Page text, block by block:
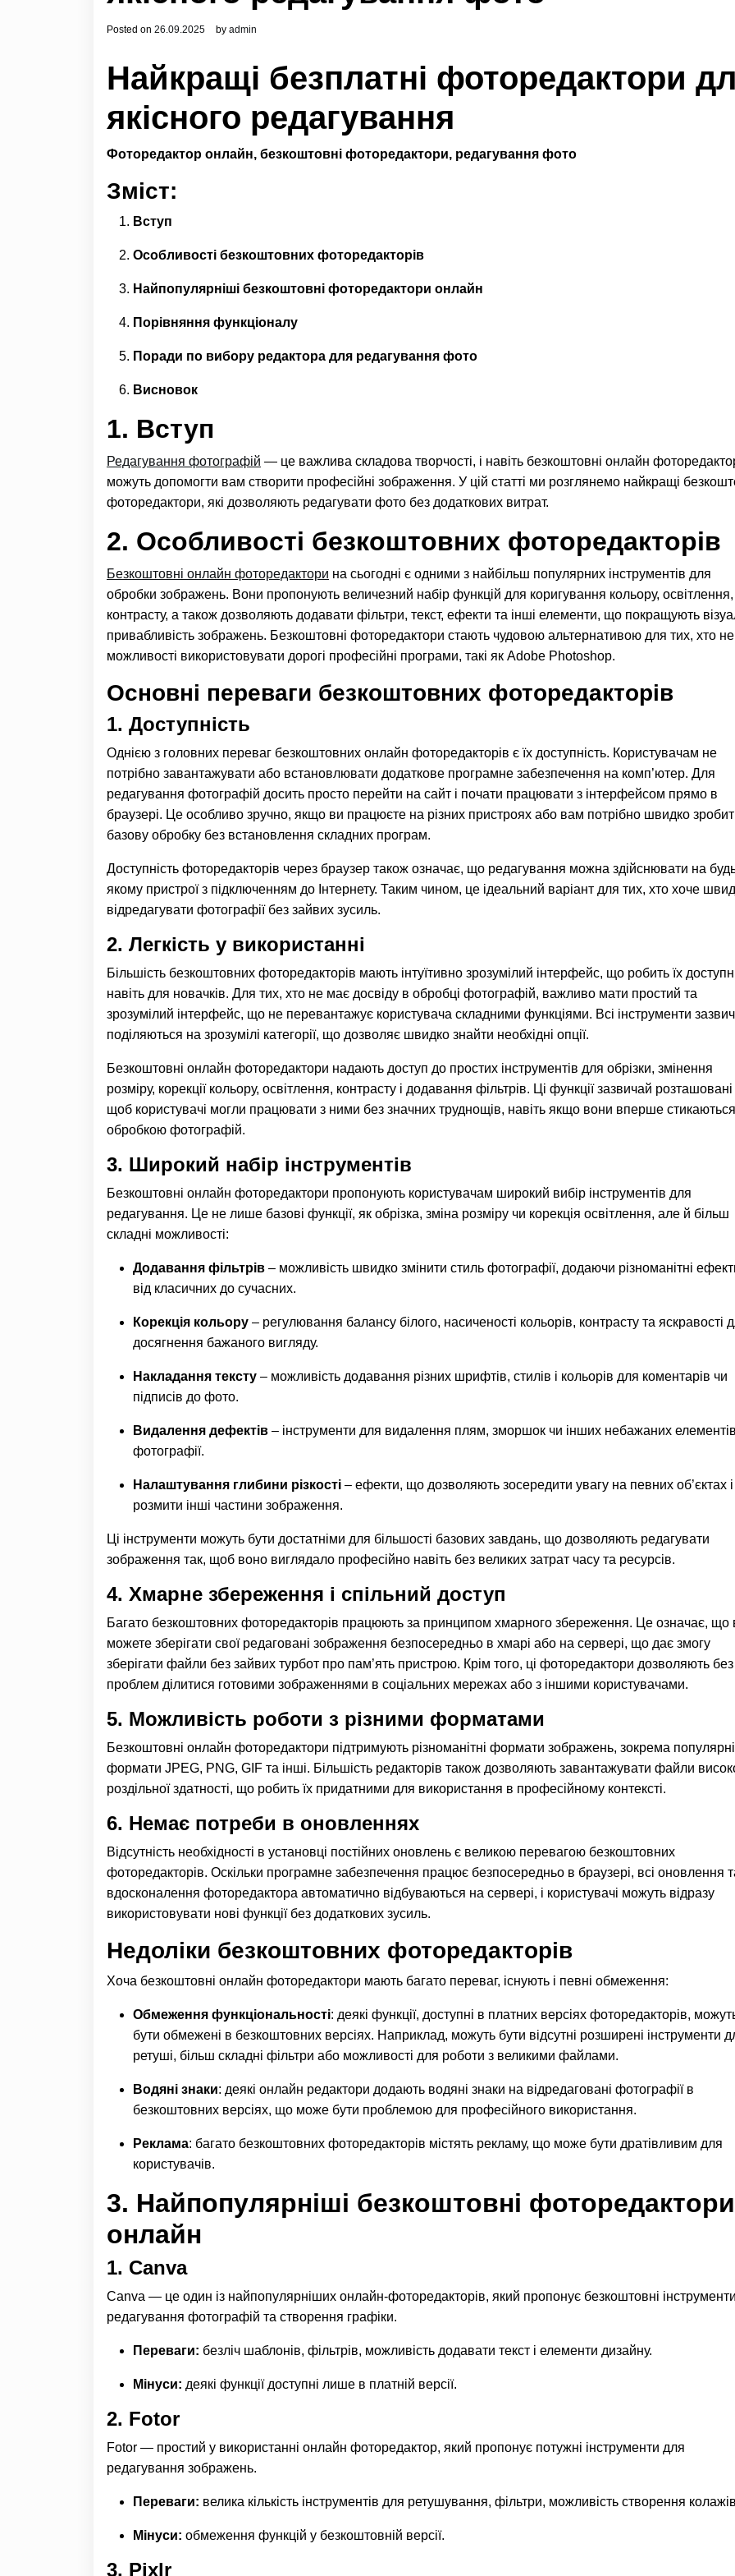
Posted on 26.09.2025 by admin
Найкращі безплатні фоторедактори
якісного редагування
Фоторедактор онлайн, безкоштовні фоторедактори, редагування фото
Зміст:
Вступ
Особливості безкоштовних фоторедакторів
Найпопулярніші безкоштовні фоторедактори онлайн
Порівняння функціоналу
Поради по вибору редактора для редагування фото
Висновок
1. Вступ
Редагування фотографій — це важлива складова творчості, і навіть безкоштовні онлайн
можуть допомогти вам створити професійні зображення. У цій статті ми розглянемо найкращі
фоторедактори, які дозволяють редагувати фото без додаткових витрат.
2. Особливості безкоштовних фоторедакторів
Безкоштовні онлайн фоторедактори на сьогодні є одними з найбільш популярних інструментів для
обробки зображень. Вони пропонують величезний набір функцій для коригування кольору, освітлення,
контрасту, а також дозволяють додавати фільтри, текст, ефекти та інші елементи, що покращують
привабливість зображень. Безкоштовні фоторедактори стають чудовою альтернативою для тих, хто
можливості використовувати дорогі професійні програми, такі як Adobe Photoshop.
Основні переваги безкоштовних фоторедакторів
1. Доступність
Однією з головних переваг безкоштовних онлайн фоторедакторів є їх доступність. Користувачам не
потрібно завантажувати або встановлювати додаткове програмне забезпечення на комп’ютер. Для
редагування фотографій досить просто перейти на сайт і почати працювати з інтерфейсом прямо в
браузері. Це особливо зручно, якщо ви працюєте на різних пристроях або вам потрібно швидко
базову обробку без встановлення складних програм.
Доступність фоторедакторів через браузер також означає, що редагування можна здійснювати на
якому пристрої з підключенням до Інтернету. Таким чином, це ідеальний варіант для тих, хто хоче
відредагувати фотографії без зайвих зусиль.
2. Легкість у використанні
Більшість безкоштовних фоторедакторів мають інтуїтивно зрозумілий інтерфейс, що робить їх
навіть для новачків. Для тих, хто не має досвіду в обробці фотографій, важливо мати простий та
зрозумілий інтерфейс, що не перевантажує користувача складними функціями. Всі інструменти
поділяються на зрозумілі категорії, що дозволяє швидко знайти необхідні опції.
Безкоштовні онлайн фоторедактори надають доступ до простих інструментів для обрізки, змінення
розміру, корекції кольору, освітлення, контрасту і додавання фільтрів. Ці функції зазвичай розташовані
щоб користувачі могли працювати з ними без значних труднощів, навіть якщо вони вперше
обробкою фотографій.
3. Широкий набір інструментів
Безкоштовні онлайн фоторедактори пропонують користувачам широкий вибір інструментів для
редагування. Це не лише базові функції, як обрізка, зміна розміру чи корекція освітлення, але й більш
складні можливості:
Додавання фільтрів – можливість швидко змінити стиль фотографії, додаючи різноманітні
від класичних до сучасних.
Корекція кольору – регулювання балансу білого, насиченості кольорів, контрасту та яскравості
досягнення бажаного вигляду.
Накладання тексту – можливість додавання різних шрифтів, стилів і кольорів для коментарів чи
підписів до фото.
Видалення дефектів – інструменти для видалення плям, зморшок чи інших небажаних
фотографії.
Налаштування глибини різкості – ефекти, що дозволяють зосередити увагу на певних об’єктах і
розмити інші частини зображення.
Ці інструменти можуть бути достатніми для більшості базових завдань, що дозволяють редагувати
зображення так, щоб воно виглядало професійно навіть без великих затрат часу та ресурсів.
4. Хмарне збереження і спільний доступ
Багато безкоштовних фоторедакторів працюють за принципом хмарного збереження. Це означає, що
можете зберігати свої редаговані зображення безпосередньо в хмарі або на сервері, що дає змогу
зберігати файли без зайвих турбот про пам’ять пристрою. Крім того, ці фоторедактори дозволяють без
проблем ділитися готовими зображеннями в соціальних мережах або з іншими користувачами.
5. Можливість роботи з різними форматами
Безкоштовні онлайн фоторедактори підтримують різноманітні формати зображень, зокрема популярні
формати JPEG, PNG, GIF та інші. Більшість редакторів також дозволяють завантажувати файли
роздільної здатності, що робить їх придатними для використання в професійному контексті.
6. Немає потреби в оновленнях
Відсутність необхідності в установці постійних оновлень є великою перевагою безкоштовних
фоторедакторів. Оскільки програмне забезпечення працює безпосередньо в браузері, всі оновлення
вдосконалення фоторедактора автоматично відбуваються на сервері, і користувачі можуть відразу
використовувати нові функції без додаткових зусиль.
Недоліки безкоштовних фоторедакторів
Хоча безкоштовні онлайн фоторедактори мають багато переваг, існують і певні обмеження:
Обмеження функціональності: деякі функції, доступні в платних версіях фоторедакторів,
бути обмежені в безкоштовних версіях. Наприклад, можуть бути відсутні розширені інструменти
ретуші, більш складні фільтри або можливості для роботи з великими файлами.
Водяні знаки: деякі онлайн редактори додають водяні знаки на відредаговані фотографії в
безкоштовних версіях, що може бути проблемою для професійного використання.
Реклама: багато безкоштовних фоторедакторів містять рекламу, що може бути дратівливим для
користувачів.
3. Найпопулярніші безкоштовні фоторедактори
онлайн
1. Canva
Canva — це один із найпопулярніших онлайн-фоторедакторів, який пропонує безкоштовні
редагування фотографій та створення графіки.
Переваги: безліч шаблонів, фільтрів, можливість додавати текст і елементи дизайну.
Мінуси: деякі функції доступні лише в платній версії.
2. Fotor
Fotor — простий у використанні онлайн фоторедактор, який пропонує потужні інструменти для
редагування зображень.
Переваги: велика кількість інструментів для ретушування, фільтри, можливість створення
Мінуси: обмеження функцій у безкоштовній версії.
3. Pixlr